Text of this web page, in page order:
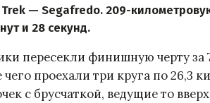
Trek — Segafredo. 209-
и 28 секунд.
пересекли финишную черту за
проехали три круга по 26,3
с брусчаткой, ведущие то